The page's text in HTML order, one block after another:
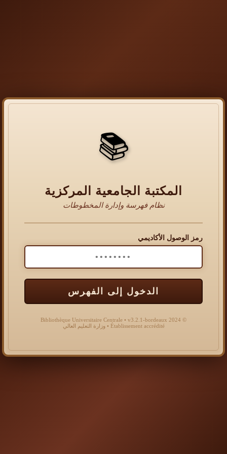
📚
المكتبة الجامعية المركزية
نظام فهرسة وإدارة المخطوطات
رمز الوصول الأكاديمي
الدخول إلى الفهرس
© 2024 Bibliothèque Universitaire Centrale • v3.2.1-bordeaux
Établissement accrédité • وزارة التعليم العالي